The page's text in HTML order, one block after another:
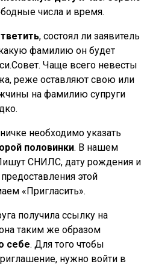
числа и время.
, состоял ли заявитель
фамилию он будет
Чаще всего невесты
реже оставляют свою или
на фамилию супруги
необходимо указать
половинки. В нашем
СНИЛС, дату рождения и
этой
«Пригласить».
получила ссылку на
таким же образом
себе. Для того чтобы
нужно войти в